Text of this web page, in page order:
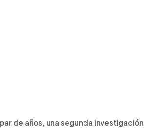
de años, una segunda investigación